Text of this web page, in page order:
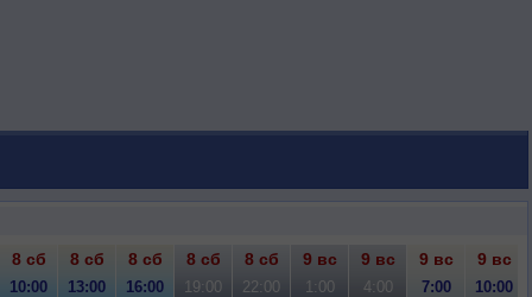
8 сб 8 сб 8 сб 8 сб 8 сб 9 вс 9 вс 9 вс 9 вс
10:00 13:00 16:00 19:00 22:00 1:00 4:00 7:00 10:00